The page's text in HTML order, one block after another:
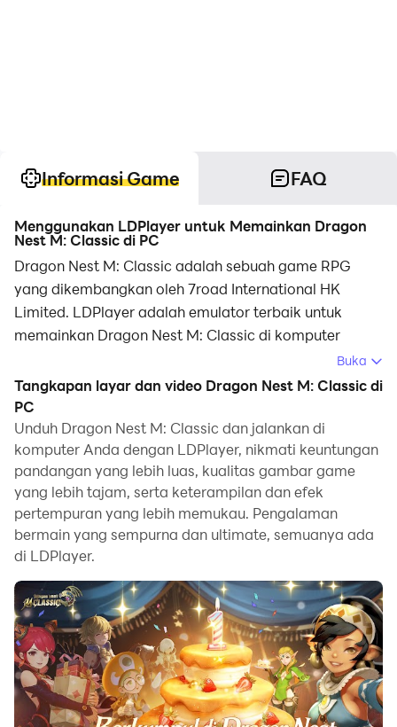
Informasi Game FAQ
Menggunakan LDPlayer untuk Memainkan Dragon
Nest M: Classic di PC
Dragon Nest M: Classic adalah sebuah game RPG
yang dikembangkan oleh 7road International HK
Limited. LDPlayer adalah emulator terbaik untuk
memainkan Dragon Nest M: Classic di komputer
dengan sistem operasi Windows. Emulator ini dapat
memberikan fitur-fitur yang kuat untuk membantu
Anda mendapatkan pengalaman bermain game yang
mendalam dalam game Dragon Nest M: Classic.
Keuntungan Menggunakan LDPlayer untuk
Memainkan Dragon Nest M: Classic di PC.Multi-
Instance dan Synchronizer sangat berguna untuk
undian pertama.Anda dapat menggunakannya untuk
menyalin beberapa emulator dan memulai proses
sinkronisasi.Ikat akun Anda sampai Anda
mendapatkan hero yang Anda suka.
Selain itu, perekam Makro adalah pilihan yang sangat
baik untuk game yang mengharuskan Anda naik level
dan menyelesaikan tugas.Jalankan sinkronisasi dan
catat operasinya, lalu ulangi tindakan instance master
Buka
Tangkapan layar dan video Dragon Nest M: Classic di
PC
Unduh Dragon Nest M: Classic dan jalankan di
komputer Anda dengan LDPlayer, nikmati keuntungan
pandangan yang lebih luas, kualitas gambar game
yang lebih tajam, serta keterampilan dan efek
pertempuran yang lebih memukau. Pengalaman
bermain yang sempurna dan ultimate, semuanya ada
di LDPlayer.